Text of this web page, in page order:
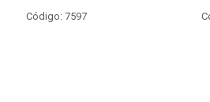
Código: 7597